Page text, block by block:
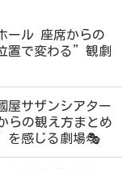
ール 座席からの
置で変わる”観劇
屋サザンシアター
らの観え方まとめ
を感じる劇場🎭